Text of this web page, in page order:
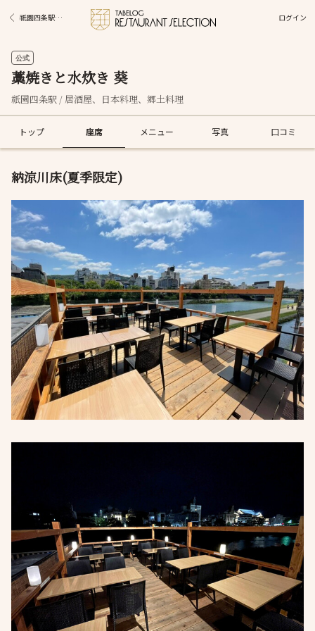
祇園四条駅グルメ ログイン
公式
藁焼きと水炊き 葵
祇園四条駅 / 居酒屋、日本料理、郷土料理
トップ 座席 メニュー 写真 口コミ
納涼川床(夏季限定)